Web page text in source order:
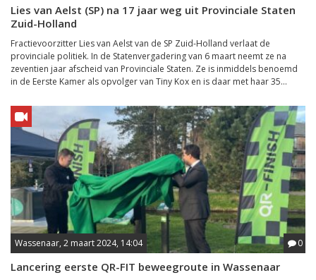
Lies van Aelst (SP) na 17 jaar weg uit Provinciale Staten
Zuid-Holland
Fractievoorzitter Lies van Aelst van de SP Zuid-Holland verlaat de
provinciale politiek. In de Statenvergadering van 6 maart neemt ze na
zeventien jaar afscheid van Provinciale Staten. Ze is inmiddels benoemd
in de Eerste Kamer als opvolger van Tiny Kox en is daar met haar 35...
Wassenaar, 2 maart 2024, 14:04 0
Lancering eerste QR-FIT beweegroute in Wassenaar